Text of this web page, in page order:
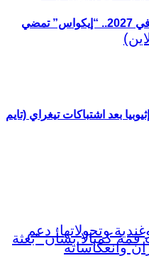
بعد اشتباكات تيغراي (تايم
إطلاق العملة الموحدة “إيكو” في 2027.. “إيكواس” تمضي